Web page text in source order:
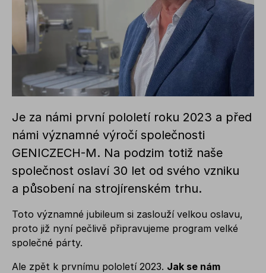
Je za námi první pololetí roku 2023 a před
námi významné výročí společnosti
GENICZECH-M. Na podzim totiž naše
společnost oslaví 30 let od svého vzniku
a působení na strojírenském trhu.
Toto významné jubileum si zaslouží velkou oslavu,
proto již nyní pečlivě připravujeme program velké
společné párty.
Ale zpět k prvnímu pololetí 2023. Jak se nám